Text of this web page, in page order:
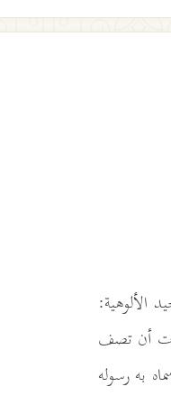
الألوهية:
أن تصف
به رسوله